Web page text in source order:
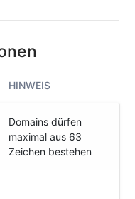
HINWEIS
Domains dürfen
maximal aus 63
Zeichen bestehen